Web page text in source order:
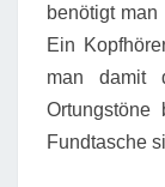
benötigt
Ein
man damit
Fundtasche